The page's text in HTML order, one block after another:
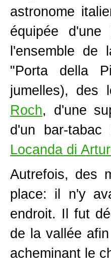
astronome
équipée
l'ensemble
"Porta della
jumelles),
Roch, d'une
d'un bar-
Locanda di
Autrefois, des
place: il n'y
endroit. Il fut
de la vallée
acheminant le